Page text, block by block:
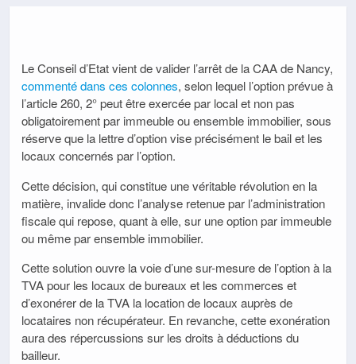
Le Conseil d’Etat vient de valider l’arrêt de la CAA de Nancy,
commenté dans ces colonnes, selon lequel l’option prévue à
l’article 260, 2° peut être exercée par local et non pas
obligatoirement par immeuble ou ensemble immobilier, sous
réserve que la lettre d’option vise précisément le bail et les
locaux concernés par l’option.
Cette décision, qui constitue une véritable révolution en la
matière, invalide donc l’analyse retenue par l’administration
fiscale qui repose, quant à elle, sur une option par immeuble
ou même par ensemble immobilier.
Cette solution ouvre la voie d’une sur-mesure de l’option à la
TVA pour les locaux de bureaux et les commerces et
d’exonérer de la TVA la location de locaux auprès de
locataires non récupérateur. En revanche, cette exonération
aura des répercussions sur les droits à déductions du
bailleur.